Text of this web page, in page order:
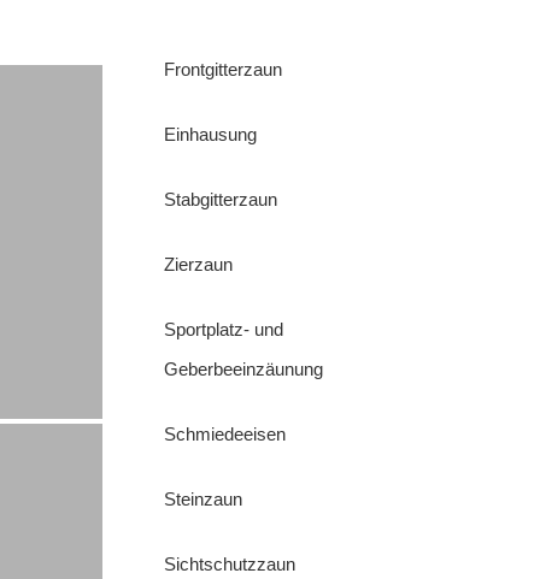
Frontgitterzaun
Einhausung
Stabgitterzaun
Zierzaun
Sportplatz- und
Geberbeeinzäunung
Schmiedeeisen
Steinzaun
Sichtschutzzaun